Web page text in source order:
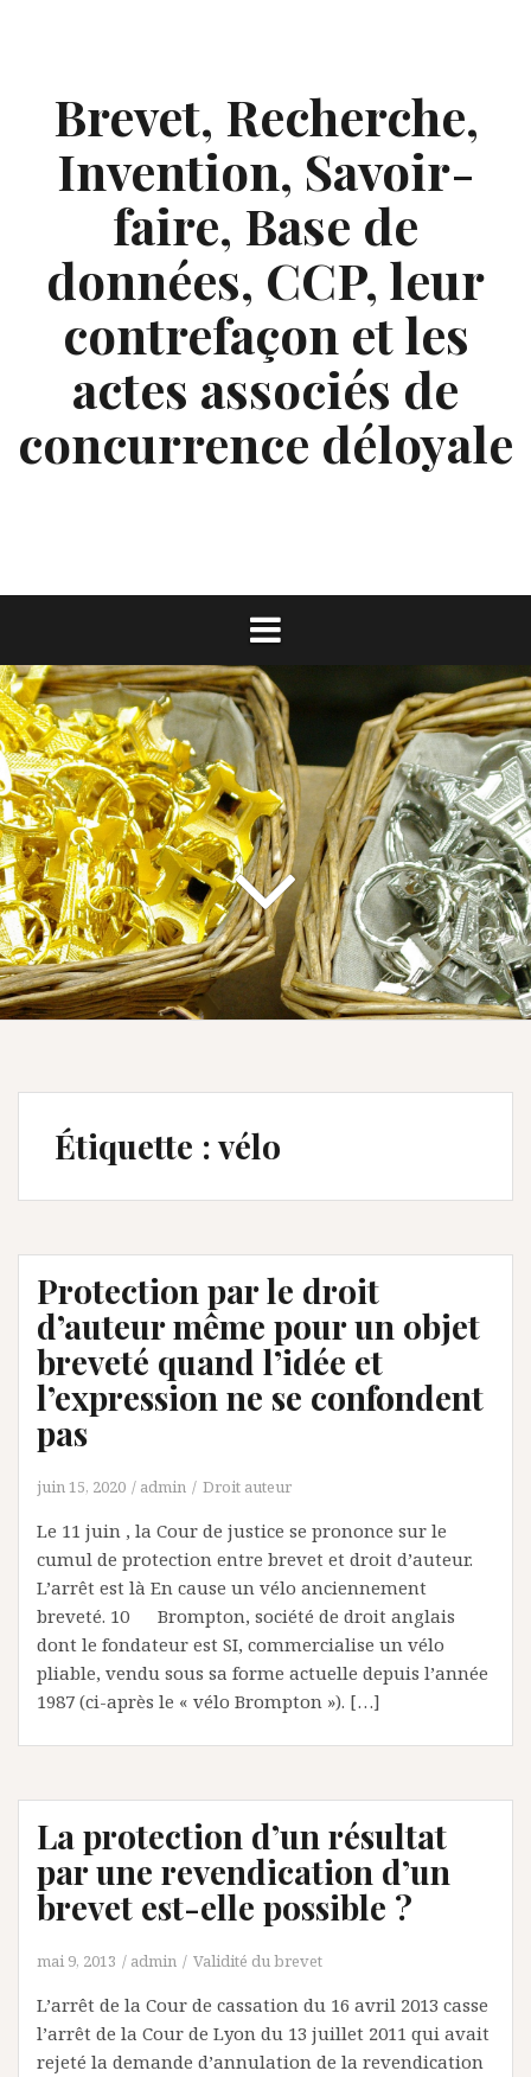
Brevet, Recherche,
Invention, Savoir-
faire, Base de
données, CCP, leur
contrefaçon et les
actes associés de
concurrence déloyale
Étiquette :vélo
Protection par le droit
d’auteur même pour un objet
breveté quand l’idée et
l’expression ne se confondent
pas
juin 15, 2020 admin Droit auteur
Le 11 juin , la Cour de justice se prononce sur le
cumul de protection entre brevet et droit d’auteur.
L’arrêt est là En cause un vélo anciennement
breveté. 10 Brompton, société de droit anglais
dont le fondateur est SI, commercialise un vélo
pliable, vendu sous sa forme actuelle depuis l’année
1987 (ci-après le « vélo Brompton »). […]
La protection d’un résultat
par une revendication d’un
brevet est-elle possible ?
mai 9, 2013 admin Validité du brevet
L’arrêt de la Cour de cassation du 16 avril 2013 casse
l’arrêt de la Cour de Lyon du 13 juillet 2011 qui avait
rejeté la demande d’annulation de la revendication